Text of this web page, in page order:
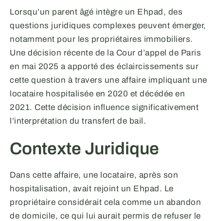
Lorsqu’un parent âgé intègre un Ehpad, des
questions juridiques complexes peuvent émerger,
notamment pour les propriétaires immobiliers.
Une décision récente de la Cour d’appel de Paris
en mai 2025 a apporté des éclaircissements sur
cette question à travers une affaire impliquant une
locataire hospitalisée en 2020 et décédée en
2021. Cette décision influence significativement
l’interprétation du transfert de bail.
Contexte Juridique
Dans cette affaire, une locataire, après son
hospitalisation, avait rejoint un Ehpad. Le
propriétaire considérait cela comme un abandon
de domicile, ce qui lui aurait permis de refuser le